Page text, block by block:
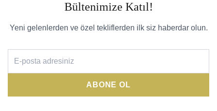
Bültenimize Katıl!
Yeni gelenlerden ve özel tekliflerden ilk siz haberdar olun.
ABONE OL